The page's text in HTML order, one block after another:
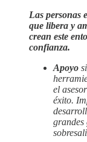
Las personas
que libera y
crean este
confianza.
Apoyo
el
éxito.
grandes